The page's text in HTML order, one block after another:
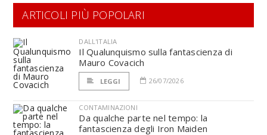
ARTICOLI PIÙ POPOLARI
DALL'ITALIA
Il Qualunquismo sulla fantascienza di
Mauro Covacich
LEGGI 26/07/2026
CONTAMINAZIONI
Da qualche parte nel tempo: la
fantascienza degli Iron Maiden